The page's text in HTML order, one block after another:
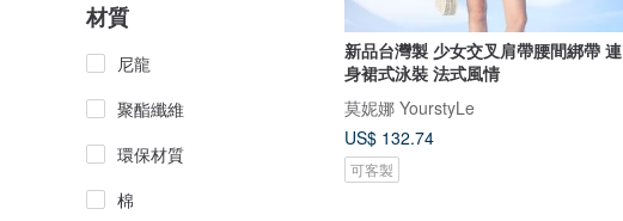
材質
尼龍
聚酯纖維
環保材質
棉
新品台灣製 少女交叉肩帶腰間綁帶 連
身裙式泳裝 法式風情
莫妮娜 YourstyLe
US$ 132.74
可客製